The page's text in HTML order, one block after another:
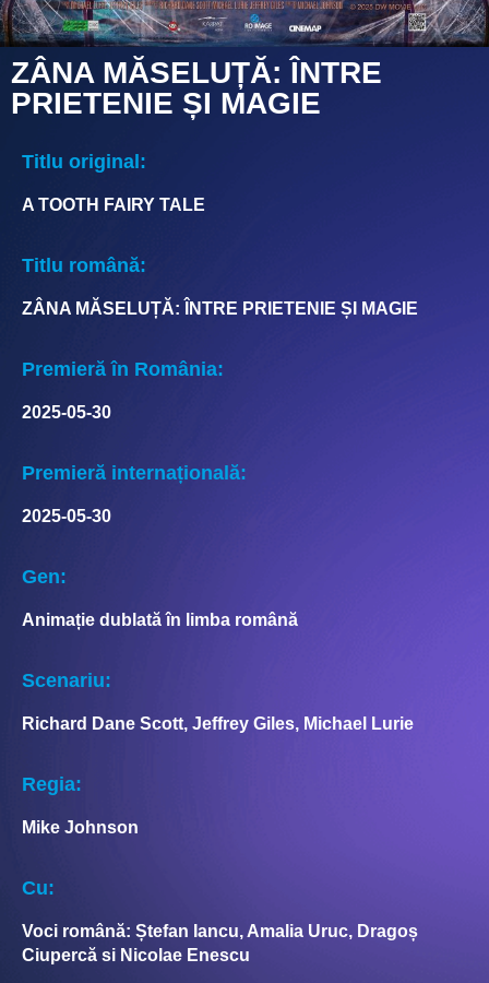
ZÂNA MĂSELUȚĂ: ÎNTRE
PRIETENIE ȘI MAGIE
Titlu original:
A TOOTH FAIRY TALE
Titlu română:
ZÂNA MĂSELUȚĂ: ÎNTRE PRIETENIE ȘI MAGIE
Premieră în România:
2025-05-30
Premieră internațională:
2025-05-30
Gen:
Animație dublată în limba română
Scenariu:
Richard Dane Scott, Jeffrey Giles, Michael Lurie
Regia:
Mike Johnson
Cu:
Voci română: Ștefan Iancu, Amalia Uruc, Dragoș
Ciupercă si Nicolae Enescu